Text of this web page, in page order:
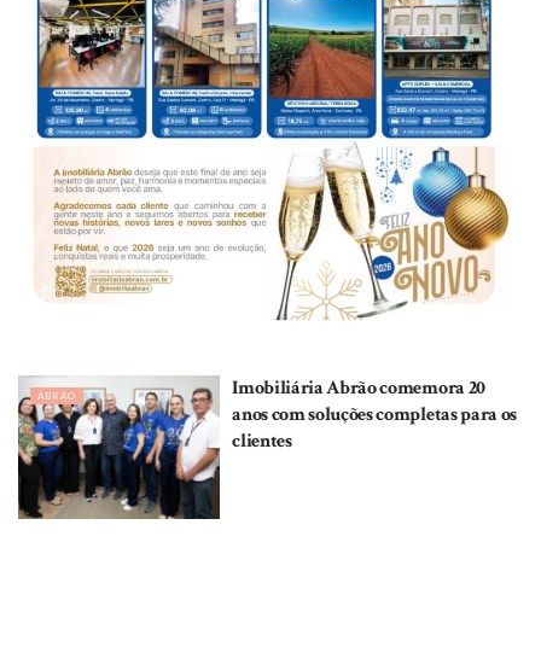
ABRÃO
Imobiliária Abrão comemora 20
anos com soluções completas para os
clientes